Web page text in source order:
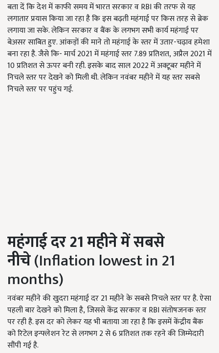
बता दें कि देश में काफी समय में भारत सरकार व RBI की तरफ से यह
लगातार प्रयास किया जा रहा है कि इस बढ़ती महंगाई पर किस तरह से ब्रेक
लगाया जा सके. लेकिन सरकार व बैंक के लगभग सभी कार्य महंगाई पर
बेअसर साबित हुए. आंकड़ों की माने तो महंगाई के स्तर में उतार-चढ़ाव हमेशा
बना रहा है. जैसे कि- मार्च 2021में महंगाई स्तर7.89प्रतिशत, अप्रैल 2021में
10प्रतिशत से ऊपर बनी रही. इसके बाद साल2022में अक्टूबर महीने में
निचले स्तर पर देखने को मिली थी. लेकिन नवंबर महीने में यह स्तर सबसे
निचले स्तर पर पहुंच गई.
महंगाई दर21महीने में सबसे
नीचे(Inflation lowest in 21
months)
नवंबर महीने की खुदरा महंगाई दर 21महीने के सबसे निचले स्तर पर है. ऐसा
पहली बार देखने को मिला है, जिससे केंद्र सरकार व RBI संतोषजनक स्तर
पर रही है. इस दर को लेकर यह भी बताया जा रहा है कि इसमें केंद्रीय बैंक
को रिटेल इन्फ्लेशन रेट से लगभग 2से6प्रतिशत तक रहने की जिम्मेदारी
सौंपी गई है.